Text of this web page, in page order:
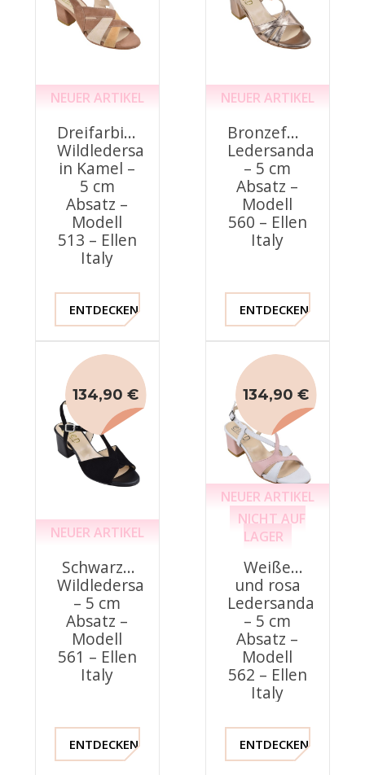
NEUER ARTIKEL
Dreifarbige
Wildledersandalen
in Kamel –
5 cm
Absatz –
Modell
513 – Ellen
Italy
ENTDECKEN !
NEUER ARTIKEL
Bronzefarbene
Ledersandalen
– 5 cm
Absatz –
Modell
560 – Ellen
Italy
ENTDECKEN !
NEUER ARTIKEL
Schwarze
Wildledersandalen
– 5 cm
Absatz –
Modell
561 – Ellen
Italy
134,90 €
ENTDECKEN !
NEUER ARTIKEL
NICHT AUF
LAGER
Weiße
und rosa
Ledersandalen
– 5 cm
Absatz –
Modell
562 – Ellen
Italy
134,90 €
ENTDECKEN !